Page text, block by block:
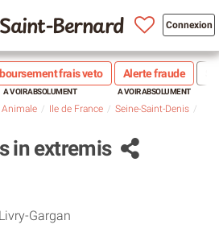
Saint-Bernard Connexion
frais veto Alerte fraude
Ile de France
Seine-Saint-Denis
in extremis
Gargan